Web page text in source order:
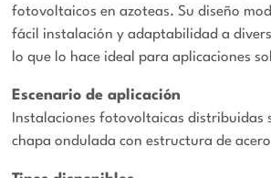
fotovoltaicos en azoteas. Su diseño
fácil instalación y adaptabilidad a
lo que lo hace ideal para aplicaciones
Escenario de aplicación
Instalaciones fotovoltaicas distribuidas
chapa ondulada con estructura de acero